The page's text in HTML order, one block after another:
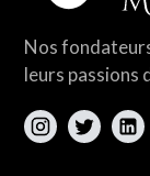
Nos
leurs passions